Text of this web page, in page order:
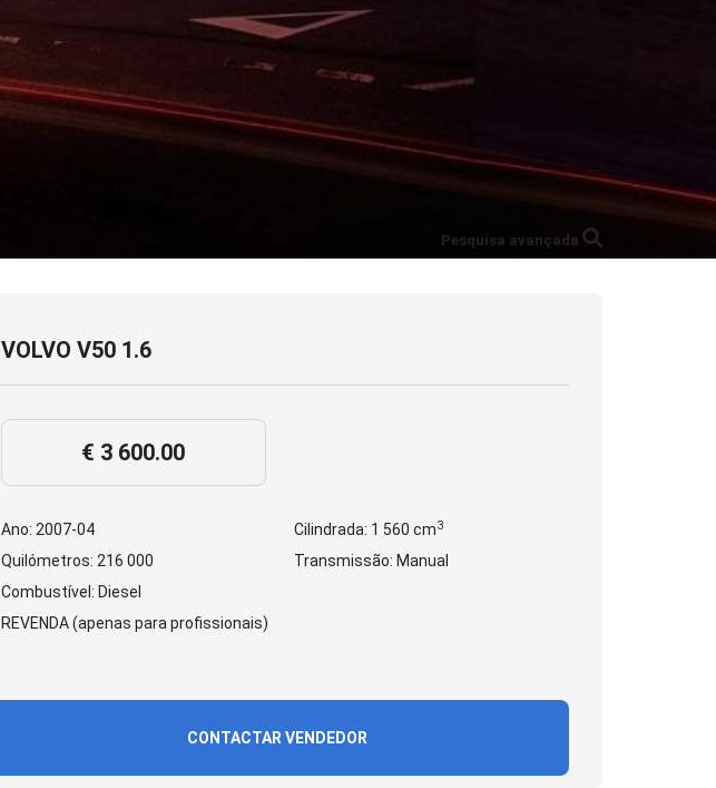
Pesquisa avançada
VOLVO V50 1.6
€ 3 600.00
Ano: 2007-04 Cilindrada: 1 560 cm3
Quilómetros: 216 000
Transmissão: Manual
Combustível: Diesel
REVENDA (apenas para profissionais)
CONTACTAR VENDEDOR